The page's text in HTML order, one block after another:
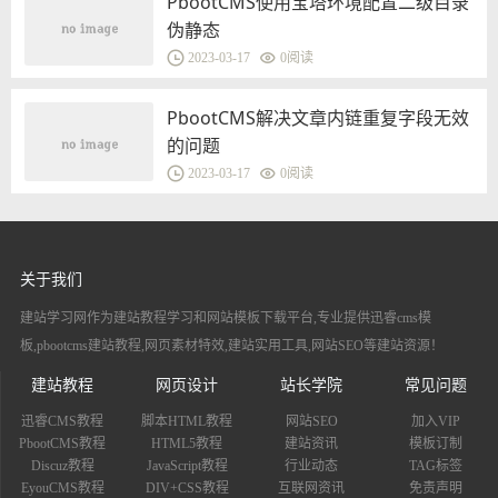
伪静态
2023-03-17 0阅读
PbootCMS解决文章内链重复字段无效
的问题
2023-03-17 0阅读
关于我们
建站学习网作为建站教程学习和网站模板下载平台,专业提供迅睿cms模
板,pbootcms建站教程,网页素材特效,建站实用工具,网站SEO等建站资源！
建站教程
迅睿CMS教程
PbootCMS教程
Discuz教程
EyouCMS教程
网页设计
脚本HTML教程
HTML5教程
JavaScript教程
DIV+CSS教程
站长学院
网站SEO
建站资讯
行业动态
互联网资讯
常见问题
加入VIP
模板订制
TAG标签
免责声明